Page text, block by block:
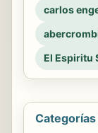
carlos
El Espiritu